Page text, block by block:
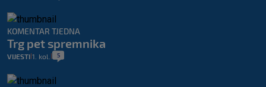
KOMENTAR TJEDNA
Trg pet spremnika
VIJESTI 1. kol. 5